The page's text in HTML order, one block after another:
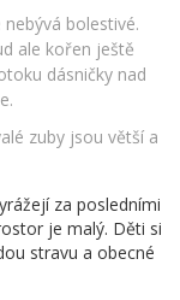
bolestivé.
ale kořen ještě
dásničky nad
zuby jsou větší a
za posledními
je malý. Děti si
stravu a obecné